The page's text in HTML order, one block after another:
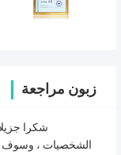
زبون مراجعة
شكرا
الشخصيات ، وسوف